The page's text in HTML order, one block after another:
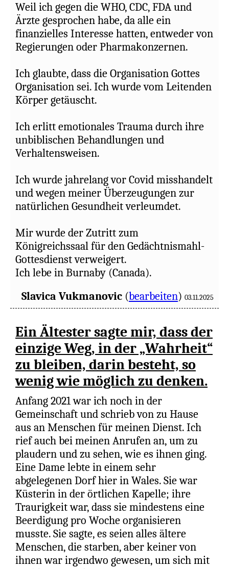
Die erste Hälfte des Jahres 2021 blieb
unverändert, **aber unmittelbar nach der
Freigabe der mRNA-Injektionen** (und
nein, das sind keine Impfstoffe im
ursprünglichen Sinne) stiegen die
Sterberaten in der zweiten Hälfte des
Jahres 2021 um einen beispiellosen 80 %
an!!!
Das führte zu einem Anstieg der gesamten
Sterblichkeitsrate um 40 % für das Jahr
Unnötig zu erwähnen, dass ich die
folgenden Informationen von Dritten auf
https://downloads.regulations.gov/CDC-
2022-0111-115274/attachment_3.pdf
https://www.soa.org/resources/experience-
studies/2022/group-life-covid-19-
mortality/
https://www.spglobal.com/market-
intelligence/en/news-
insights/articles/2022/3/us-death-benefit-
payouts-hit-record-high-in-2021-69102708
Das führte zu einer
Gerichtskommissionssitzung mit den
Ältesten.
Man sagte mir...
„Nimm diese Beiträge herunter, oder wir
werden dich ausschließen, weil du die
Versammlung spaltest!“
Das war der Tropfen, der das Fass zum
Überlaufen gebracht hat!!!
Weil ich gegen die WHO, CDC, FDA und
Ärzte gesprochen habe, da alle ein
finanzielles Interesse hatten, entweder von
Regierungen oder Pharmakonzernen.
Ich glaubte, dass die Organisation Gottes
Organisation sei. Ich wurde vom Leitenden
Körper getäuscht.
Ich erlitt emotionales Trauma durch ihre
unbiblischen Behandlungen und
Verhaltensweisen.
Ich wurde jahrelang vor Covid misshandelt
und wegen meiner Überzeugungen zur
natürlichen Gesundheit verleumdet.
Mir wurde der Zutritt zum
Königreichssaal für den Gedächtnismahl-
Gottesdienst verweigert.
Ich lebe in Burnaby (Canada).
Slavica Vukmanovic (bearbeiten) 03.11.2025
Ein Ältester sagte mir, dass der
einzige Weg, in der „Wahrheit“
zu bleiben, darin besteht, so
wenig wie möglich zu denken.
Anfang 2021 war ich noch in der
Gemeinschaft und schrieb von zu Hause
aus an Menschen für meinen Dienst. Ich
rief auch bei meinen Anrufen an, um zu
plaudern und zu sehen, wie es ihnen ging.
Eine Dame lebte in einem sehr
abgelegenen Dorf hier in Wales. Sie war
Küsterin in der örtlichen Kapelle; ihre
Traurigkeit war, dass sie mindestens eine
Beerdigung pro Woche organisieren
musste. Sie sagte, es seien alles ältere
Menschen, die starben, aber keiner von
ihnen war irgendwo gewesen, um sich mit